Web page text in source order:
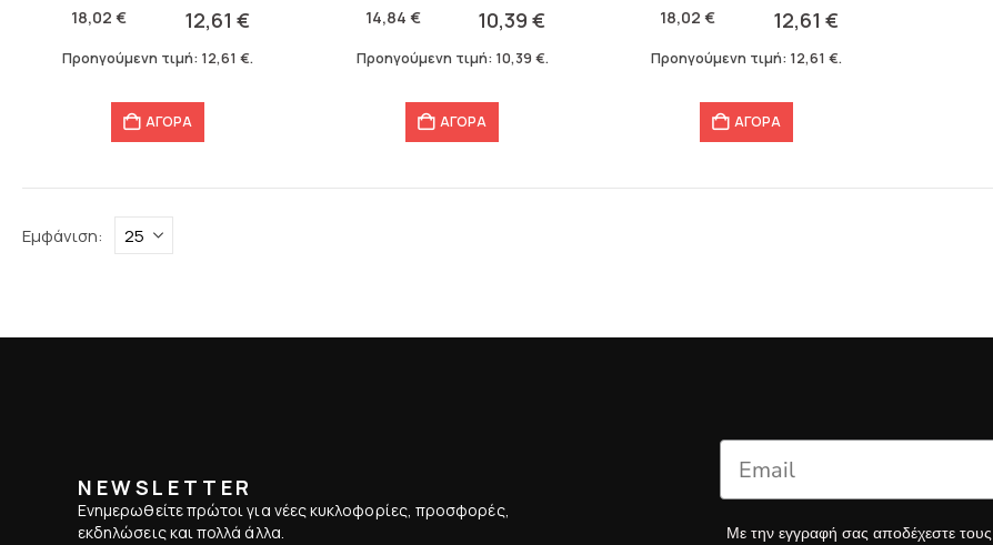
18,02€
was:
18,02 €.
12,61€
τιμή
είναι:
Προηγούμενη τιμή: 12,61€.
ΑΓΟΡΑ
14,84 €
was:
14,84 €.
10,39 €
τιμή
είναι:
Προηγούμενη τιμή: 10,39 €.
ΑΓΟΡΑ
18,02 €
was:
18,02 €.
12,61 €
τιμή
είναι:
Προηγούμενη τιμή: 12,61 €.
ΑΓΟΡΑ
Εμφάνιση:
NEWSLETTER
Ενημερωθείτε πρώτοι για νέες κυκλοφορίες, προσφορές,
εκδηλώσεις και πολλά άλλα.
Με την εγγραφή σας αποδέχεστε